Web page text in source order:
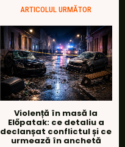
ARTICOLUL URMĂTOR
Violență în masă la
Előpatak: ce detaliu a
declanșat conflictul și ce
urmează în anchetă